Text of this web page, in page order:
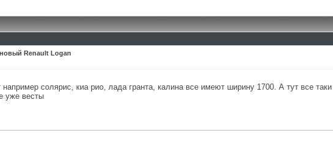
Renault Logan
солярис, киа рио, лада гранта, калина все имеют ширину 1700. А тут все
уже весты